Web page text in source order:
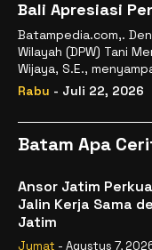
Bali Apresiasi
sebagai Kepala
Batampedia.com,.
Wilayah (DPW) Tani
Wijaya, S.E.,
Rabu - Juli 22, 2026
Batam Apa
Ansor Jatim
Jalin Kerja Sama
Jatim
Jumat - Agustus 7,